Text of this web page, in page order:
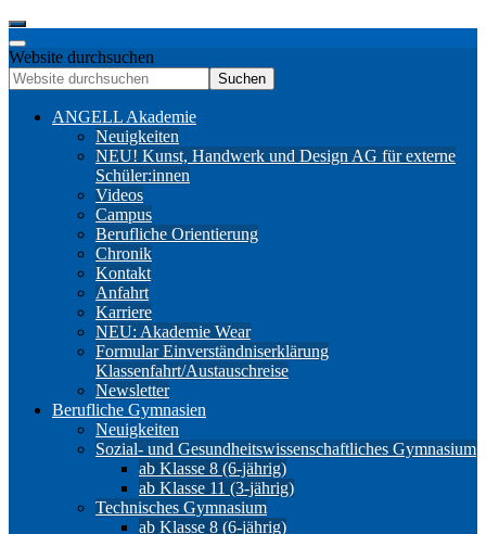
Website durchsuchen
Suchen
ANGELL Akademie
Neuigkeiten
NEU! Kunst, Handwerk und Design AG für externe
Schüler:innen
Videos
Campus
Berufliche Orientierung
Chronik
Kontakt
Anfahrt
Karriere
NEU: Akademie Wear
Formular Einverständniserklärung
Klassenfahrt/Austauschreise
Newsletter
Berufliche Gymnasien
Neuigkeiten
Sozial- und Gesundheitswissenschaftliches Gymnasium
ab Klasse 8 (6-jährig)
ab Klasse 11 (3-jährig)
Technisches Gymnasium
ab Klasse 8 (6-jährig)